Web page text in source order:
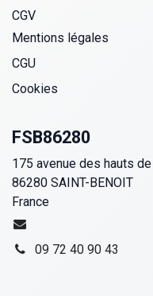
CGV
Mentions légales
CGU
Cookies
FSB86280
175 avenue des hauts
86280 SAINT-BENOIT
France
09 72 40 90 43